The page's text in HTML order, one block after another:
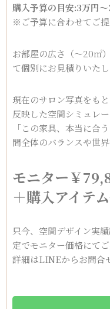
購入予算の目安:3万円
※ご予算に合わせてご
お部屋の広さ（～20㎡
て個別にお見積りいたし
現在のサロン写真をも
反映した空間シミュレー
「この家具、本当に合
間全体のバランスや世
モニター￥
＋購入アイテ
只今、空間デザイン実
定でモニター価格にてご
詳細はLINEからお問合